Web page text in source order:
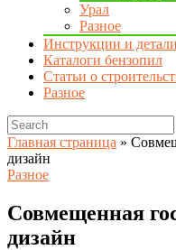
Урал
Разное
Инструкции и
Каталоги бензопил
Статьи о
Разное
Главная страница »
дизайн
Разное
Совмещенная
дизайн